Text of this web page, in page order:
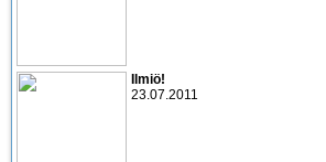
Ilmiö!
23.07.2011